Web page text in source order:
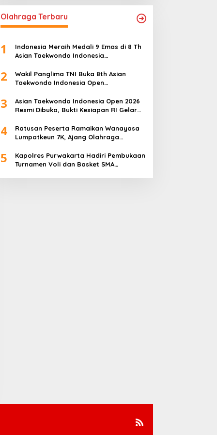
Olahraga Terbaru
1
Indonesia Meraih Medali 9 Emas di 8 Th
Asian Taekwondo Indonesia
2
Wakil Panglima TNI Buka 8th Asian
Taekwondo Indonesia Open
3
Asian Taekwondo Indonesia Open 2026
Resmi Dibuka, Bukti Kesiapan RI Gelar
4
Ratusan Peserta Ramaikan Wanayasa
Lumpatkeun 7K, Ajang Olahraga
5
Kapolres Purwakarta Hadiri Pembukaan
Turnamen Voli dan Basket SMA